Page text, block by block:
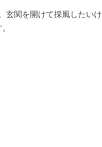
玄関を開けて採風したいけ